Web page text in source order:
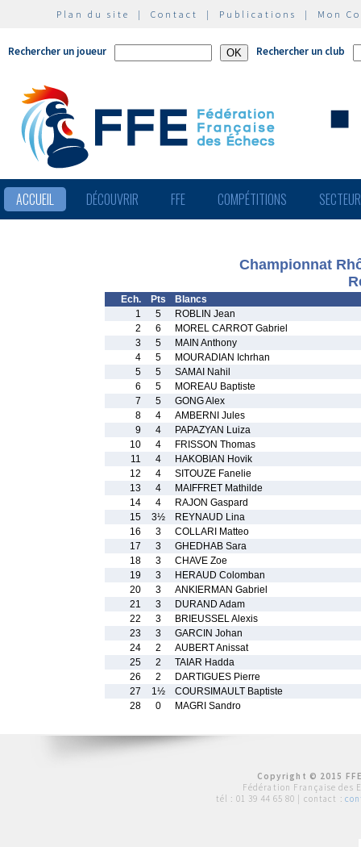
Plan du site | Contact | Publications | Mon
Rechercher un joueur Rechercher un club
ACCUEIL DÉCOUVRIR FFE COMPÉTITIONS
Championnat
Ech. Pts
Blancs
1
5
ROBLIN Jean
2
6
MOREL CARROT Gabriel
3
5
MAIN Anthony
4
5
MOURADIAN Ichrhan
5
5
SAMAI Nahil
6
5
MOREAU Baptiste
7
5
GONG Alex
8
4
AMBERNI Jules
9
4
PAPAZYAN Luiza
10
4
FRISSON Thomas
11
4
HAKOBIAN Hovik
12
4
SITOUZE Fanelie
13
4
MAIFFRET Mathilde
14
4
RAJON Gaspard
15
3½
REYNAUD Lina
16
3
COLLARI Matteo
17
3
GHEDHAB Sara
18
3
CHAVE Zoe
19
3
HERAUD Colomban
20
3
ANKIERMAN Gabriel
21
3
DURAND Adam
22
3
BRIEUSSEL Alexis
23
3
GARCIN Johan
24
2
AUBERT Anissat
25
2
TAIAR Hadda
26
2
DARTIGUES Pierre
27
1½
COURSIMAULT Baptiste
28
0 MAGRI Sandro
Copyright © 2015
Fédération Française des
tél : 01 39 44 65 80 | contact :